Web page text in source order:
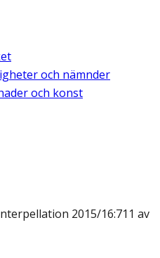
och nämnder
och konst
2015/16:711 av